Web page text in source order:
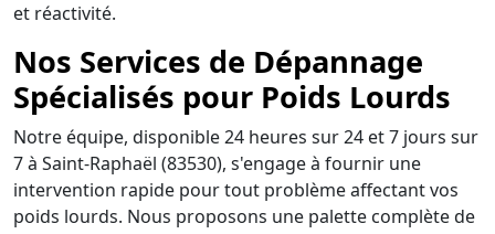
et réactivité.
Nos Services de Dépannage
Spécialisés pour Poids Lourds
Notre équipe, disponible 24 heures sur 24 et 7 jours sur
7 à Saint-Raphaël (83530), s'engage à fournir une
intervention rapide pour tout problème affectant vos
poids lourds. Nous proposons une palette complète de